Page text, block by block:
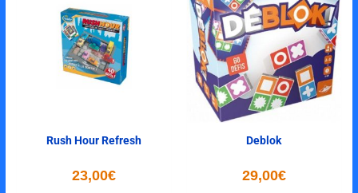
Rush Hour Refresh
23,00€
Deblok
29,00€